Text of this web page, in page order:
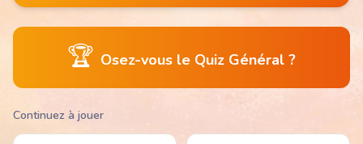
🏆 Osez-vous le Quiz Général ?
Continuez à jouer